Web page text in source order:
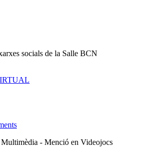
socials de la Salle BCN